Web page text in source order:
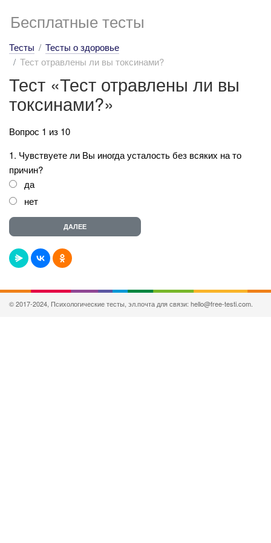
Бесплатные тесты
Тесты
Тесты о здоровье
Тест отравлены ли вы токсинами?
Тест «Тест отравлены ли вы
токсинами?»
Вопрос 1 из 10
1. Чувствуете ли Вы иногда усталость без всяких на то
причин?
да
нет
© 2017-2024, Психологические тесты, эл.почта для связи: hello@free-testi.com.